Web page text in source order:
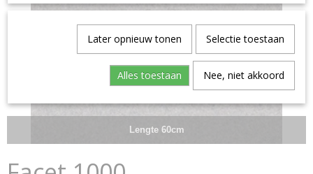
Lengte 60cm
Later opnieuw tonen Selectie toestaan
Alles toestaan Nee, niet akkoord